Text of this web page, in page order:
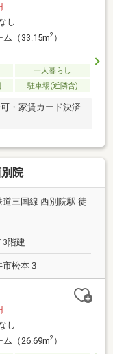
し
ム（33.15m2）
一人暮らし
駐車場(近隣含)
・家賃カード決済
院
道三国線 西別院駅 徒
3階建
松本３
し
ム（26.69m2）